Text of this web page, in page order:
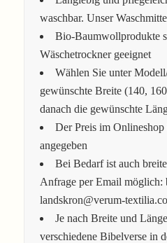
waschbar. Unser
Bio-Baumwollprodukte
Wäschetrockner geeignet
Wählen Sie unter
gewünschte Breite (140,
danach die gewünschte
Der Preis im
angegeben
Bei Bedarf ist auch
Anfrage per Email möglich:
landskron@verum-
Je nach Breite und
verschiedene Bibelverse in